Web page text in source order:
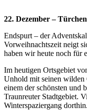
22. Dezember –
Endspurt – der
Vorweihnachtszeit neigt
haben wir heute noch für
Im heutigen Ortsgebiet
Unhold mit seinen wilden
einem der schönsten und
Traunreuter Stadtgebiet.
Winterspaziergang dorthin.